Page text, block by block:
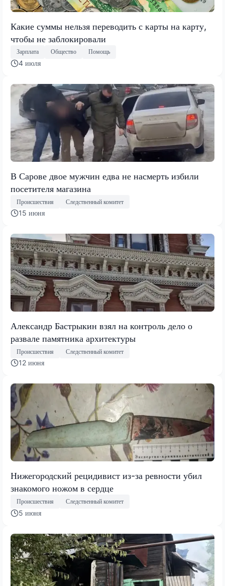
Какие суммы нельзя переводить с карты на карту,
чтобы не заблокировали
Зарплата Общество Помощь
4 июля
В Сарове двое мужчин едва не насмерть избили
посетителя магазина
Происшествия Следственный комитет
15 июня
Александр Бастрыкин взял на контроль дело о
развале памятника архитектуры
Происшествия Следственный комитет
12 июня
Нижегородский рецидивист из-за ревности убил
знакомого ножом в сердце
Происшествия Следственный комитет
5 июня